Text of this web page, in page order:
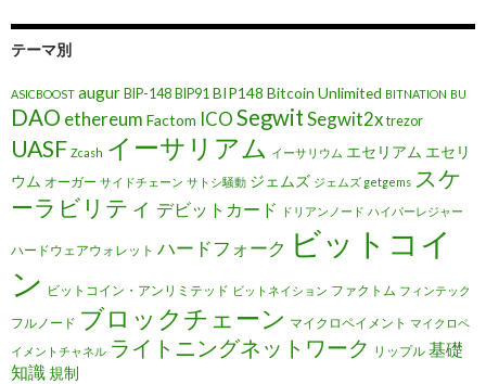
テーマ別
ASICBOOST augur BIP-148 BIP91 BIP148 Bitcoin Unlimited BITNATION BU
DAO ethereum Factom ICOSegwitSegwit2x trezor
UASF Zcash イーサリアム イーサリウム エセリアム エセリ
ウム オーガー サイドチェーン サトシ騒動 ジェムズ ジェムズ getgems スケ
ーラビリティ デビットカード ドリアンノード ハイパーレジャー
ハードウェアウォレット ハードフォーク ビットコイ
ン ビットコイン・アンリミテッド ビットネイション ファクトム フィンテック
フルノード ブロックチェーン マイクロペイメント マイクロペ
イメントチャネル ライトニングネットワーク リップル 基礎
知識規制